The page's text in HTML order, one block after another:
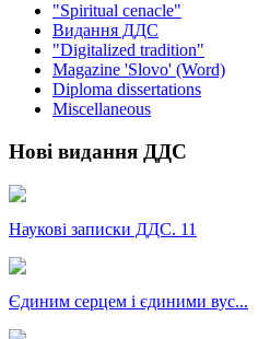
"Spiritual cenacle"
Видання ДДС
"Digitalized tradition"
Magazine 'Slovo' (Word)
Diploma dissertations
Miscellaneous
Нові видання ДДС
Наукові записки ДДС. 11
Єдиним серцем і єдиними вус...